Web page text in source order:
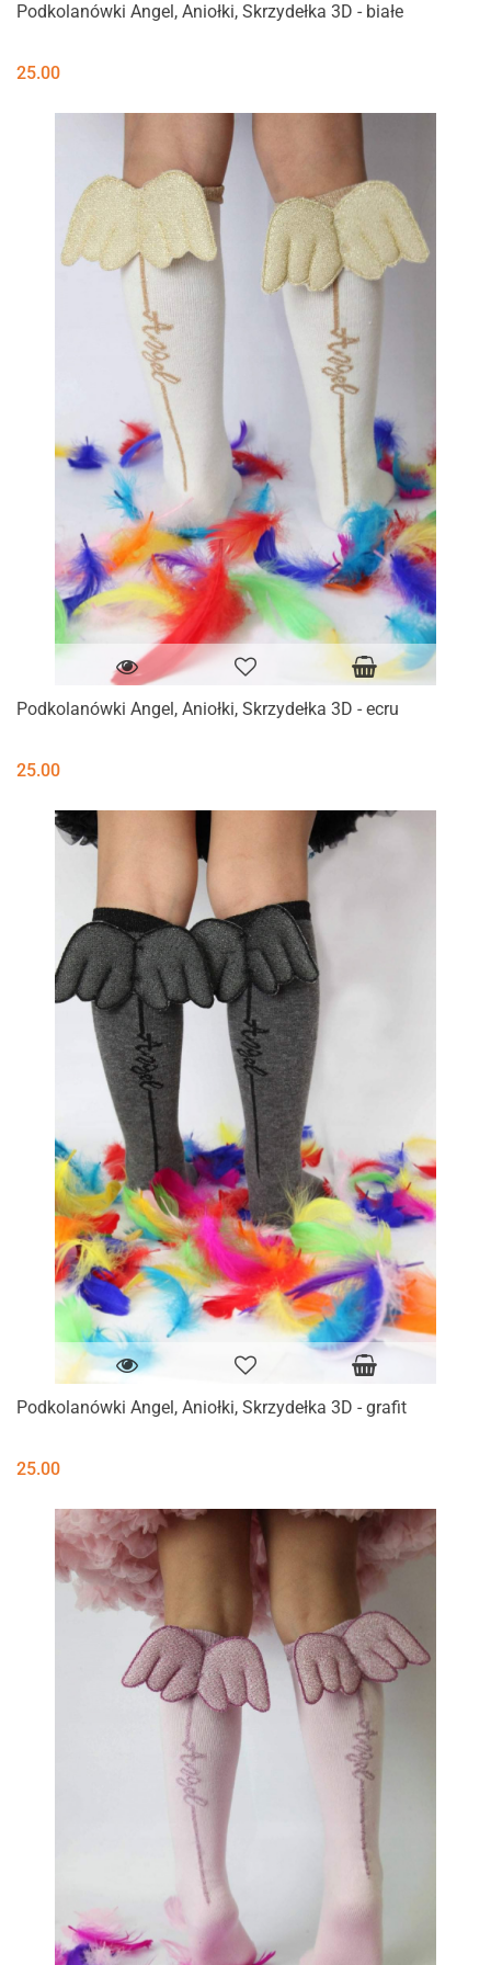
Podkolanówki Angel, Aniołki, Skrzydełka 3D - białe
25.00
Podkolanówki Angel, Aniołki, Skrzydełka 3D - ecru
25.00
Podkolanówki Angel, Aniołki, Skrzydełka 3D - grafit
25.00